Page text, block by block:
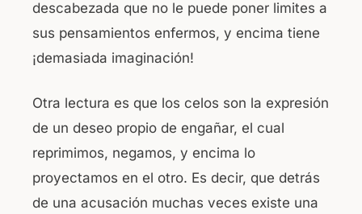
descabezada que no le puede poner limites a
sus pensamientos enfermos, y encima tiene
¡demasiada imaginación!
Otra lectura es que los celos son la expresión
de un deseo propio de engañar, el cual
reprimimos, negamos, y encima lo
proyectamos en el otro. Es decir, que detrás
de una acusación muchas veces existe una